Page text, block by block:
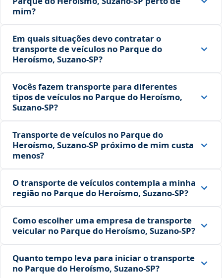
mim?
Em quais situações devo contratar o
transporte de veículos no Parque do
Heroísmo, Suzano‑SP?
Vocês fazem transporte para diferentes
tipos de veículos no Parque do Heroísmo,
Suzano‑SP?
Transporte de veículos no Parque do
Heroísmo, Suzano‑SP próximo de mim custa
menos?
O transporte de veículos contempla a minha
região no Parque do Heroísmo, Suzano‑SP?
Como escolher uma empresa de transporte
veicular no Parque do Heroísmo, Suzano‑SP?
Quanto tempo leva para iniciar o transporte
no Parque do Heroísmo, Suzano‑SP?